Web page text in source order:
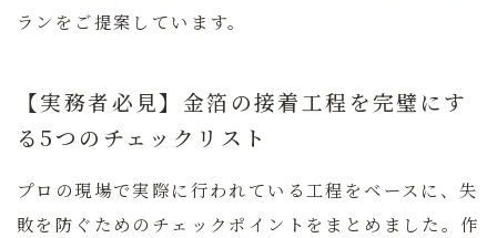
ランをご提案しています。
【実務者必見】金箔の接着工程を完璧にす
る5つのチェックリスト
プロの現場で実際に行われている工程をベースに、失
敗を防ぐためのチェックポイントをまとめました。作